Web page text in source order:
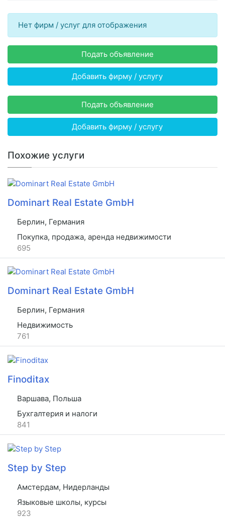
Нет фирм / услуг для отображения
Подать объявление
Добавить фирму / услугу
Подать объявление
Добавить фирму / услугу
Похожие услуги
Dominart Real Estate GmbH
Берлин, Германия
Покупка, продажа, аренда недвижимости
695
Dominart Real Estate GmbH
Берлин, Германия
Недвижимость
761
Finoditax
Варшава, Польша
Бухгалтерия и налоги
841
Step by Step
Амстердам, Нидерланды
Языковые школы, курсы
923